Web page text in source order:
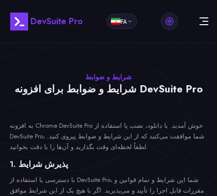
DevSuite Pro FA
شرایط و ضوابط
شرایط و ضوابط برای افزونه DevSuite Pro
به افزونه Chrome DevSuite Pro خوش آمدید. با دانلود، نصب یا استفاده از
DevSuite Pro، شما موافقت می‌کنید که از این شرایط و ضوابط پیروی کنید.
لطفاً لحظه‌ای وقت بگذارید و آن‌ها را با دقت بخوانید.
1. پذیرش شرایط
با دسترسی یا استفاده از DevSuite Pro، شما این شرایط و تمام قوانین و
مقررات قابل اجرا را تأیید و می‌پذیرید. اگر با هیچ یک از این شرایط موافق